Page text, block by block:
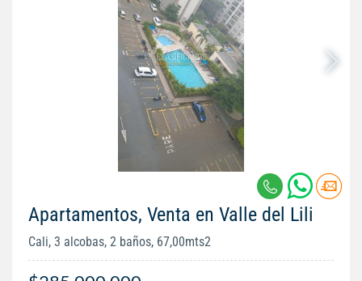
Apartamentos, Venta en Valle del Lili
Cali, 3 alcobas, 2 baños, 67,00mts2